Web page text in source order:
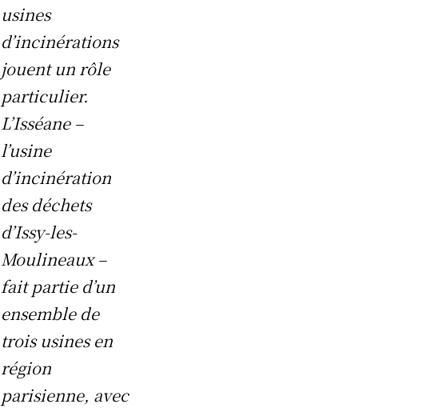
usines
d’incinérations
jouent un rôle
particulier.
L’Isséane –
l’usine
d’incinération
des déchets
d’Issy-les-
Moulineaux –
fait partie d’un
ensemble de
trois usines en
région
parisienne, avec